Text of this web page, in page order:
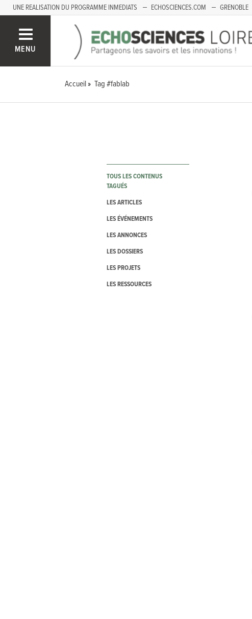
UNE REALISATION DU PROGRAMME INMEDIATS ECHOSCIENCES.COM GRENOBLE
MENU
Accueil Tag #fablab
TOUS LES CONTENUS
TAGUÉS
LES ARTICLES
LES ÉVÉNEMENTS
LES ANNONCES
LES DOSSIERS
LES PROJETS
LES RESSOURCES